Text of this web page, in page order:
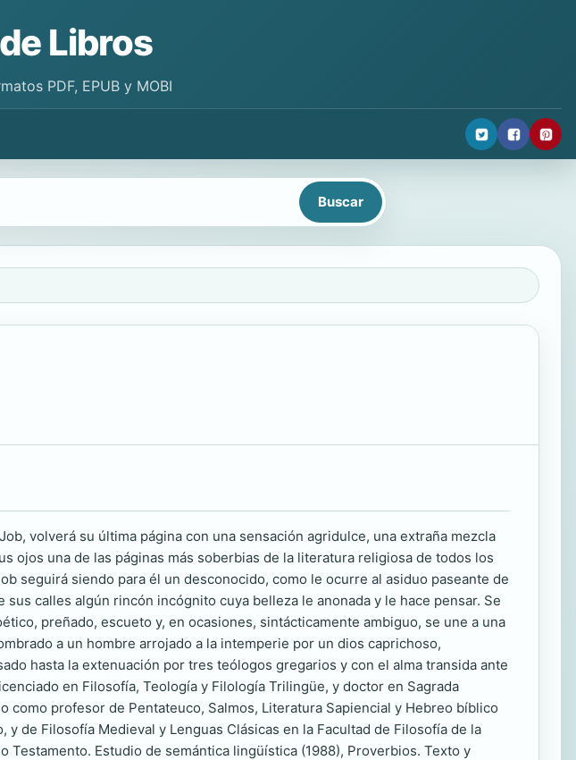
Libros
PDF, EPUB y MOBI
volverá su última página con una sensación agridulce, una extraña mezcla
ojos una de las páginas más soberbias de la literatura religiosa de todos los
seguirá siendo para él un desconocido, como le ocurre al asiduo paseante de
calles algún rincón incógnito cuya belleza le anonada y le hace pensar. Se
preñado, escueto y, en ocasiones, sintácticamente ambiguo, se une a una
a un hombre arrojado a la intemperie por un dios caprichoso,
hasta la extenuación por tres teólogos gregarios y con el alma transida ante
en Filosofía, Teología y Filología Trilingüe, y doctor en Sagrada
como profesor de Pentateuco, Salmos, Literatura Sapiencial y Hebreo bíblico
de Filosofía Medieval y Lenguas Clásicas en la Facultad de Filosofía de la
Testamento. Estudio de semántica lingüística (1988), Proverbios. Texto y